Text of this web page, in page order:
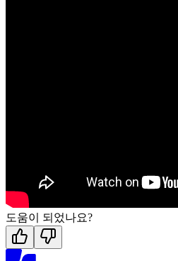
도움이 되었나요?